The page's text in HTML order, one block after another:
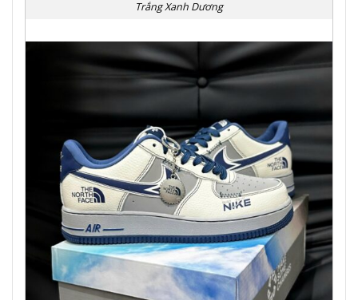
Trắng Xanh Dương